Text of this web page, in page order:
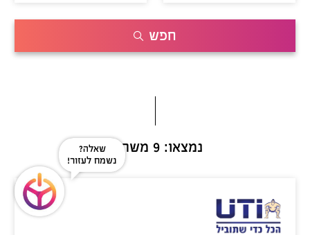
חפש
נמצאו: 9 משרות
שאלה?
נשמח לעזור!